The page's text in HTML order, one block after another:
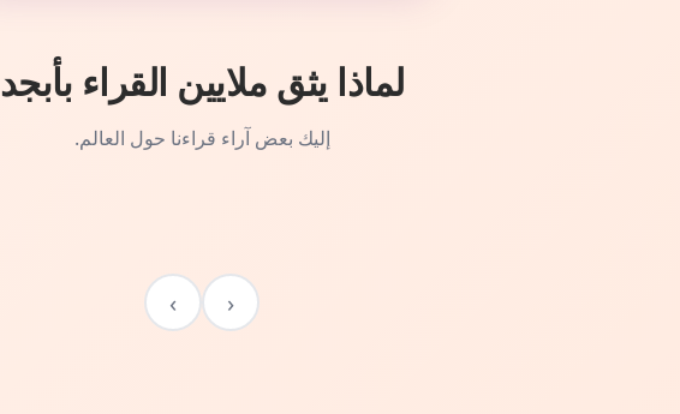
لماذا يثق ملايين القراء بأبجد
إليك بعض آراء قراءنا حول العالم.
‹
›